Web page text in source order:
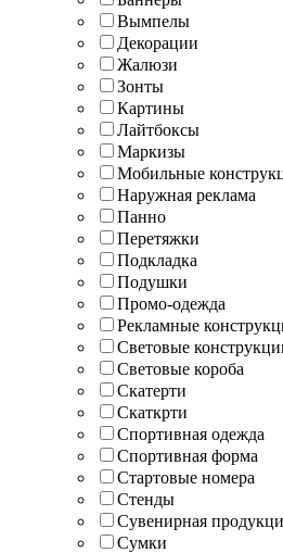
Вымпелы
Декорации
Жалюзи
Зонты
Картины
Лайтбоксы
Маркизы
Мобильные
Наружная реклама
Панно
Перетяжки
Подкладка
Подушки
Промо-одежда
Рекламные
Световые
Световые короба
Скатерти
Скаткрти
Спортивная одежда
Спортивная форма
Стартовые номера
Стенды
Сувенирная
Сумки